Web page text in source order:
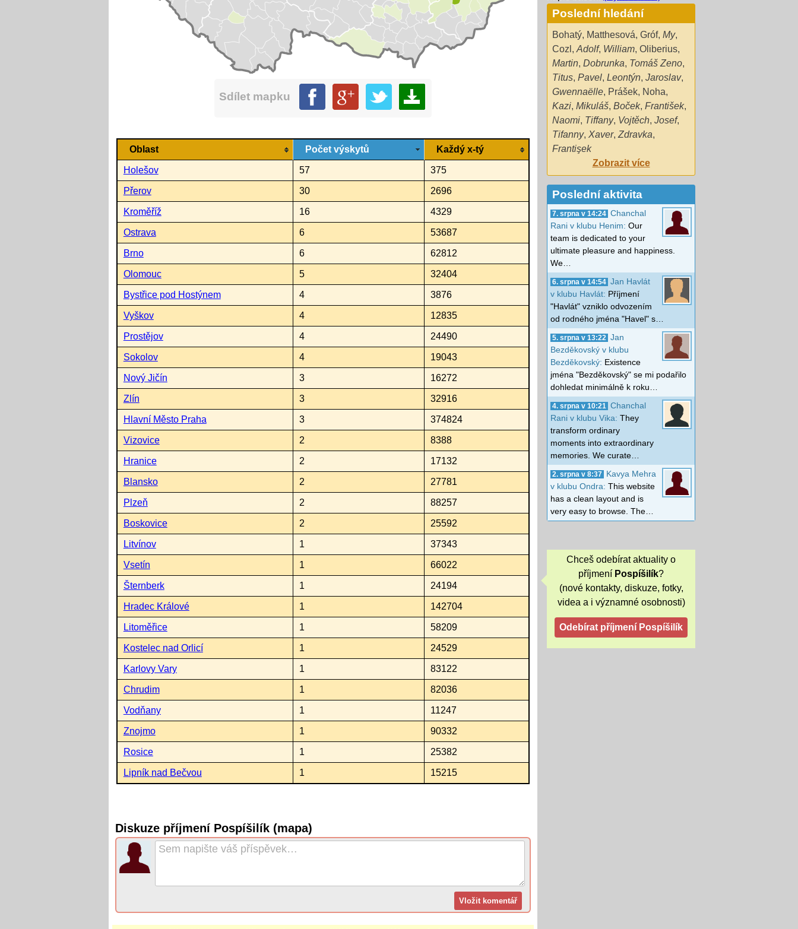
Sdílet mapku
Oblast Počet výskytů Každý x-tý
Holešov 57 375
Přerov 30 2696
Kroměříž 16 4329
Ostrava 6 53687
Brno 6 62812
Olomouc 5 32404
Bystřice pod Hostýnem 4 3876
Vyškov 4 12835
Prostějov 4 24490
Sokolov 4 19043
Nový Jičín 3 16272
Zlín 3 32916
Hlavní Město Praha 3 374824
Vizovice 2 8388
Hranice 2 17132
Blansko 2 27781
Plzeň 2 88257
Boskovice 2 25592
Litvínov 1 37343
Vsetín 1 66022
Šternberk 1 24194
Hradec Králové 1 142704
Litoměřice 1 58209
Kostelec nad Orlicí 1 24529
Karlovy Vary 1 83122
Chrudim 1 82036
Vodňany 1 11247
Znojmo 1 90332
Rosice 1 25382
Lipník nad Bečvou 1 15215
Diskuze příjmení Pospíšilík (mapa)
Poslední hledání
Bohatý, Matthesová, Gróf, My,
Cozl , Adolf, William, Oliberius,
Martin, Dobrunka, Tomáš Zeno,
Titus, Pavel, Leontýn, Jaroslav,
Gwennaëlle, Prášek, Noha,
Kazi, Mikuláš, Boček, František,
Naomi, Tiffany, Vojtěch, Josef,
Tifanny, Xaver, Zdravka,
Frantişek
Zobrazit více
Poslední aktivita
7. srpna v 14:24 Chanchal
Rani v klubu Henim: Our
team is dedicated to your
ultimate pleasure and happiness.
We…
6. srpna v 14:54 Jan Havlát
v klubu Havlát: Příjmení
"Havlát" vzniklo odvozením
od rodného jména "Havel" s…
5. srpna v 13:22
Jan
Bezděkovský v klubu
Bezděkovský: Existence
jména "Bezděkovský" se mi podařilo
dohledat minimálně k roku…
4. srpna v 10:21
Chanchal
Rani v klubu Vika: They
transform ordinary
moments into extraordinary
memories. We curate…
2. srpna v 8:37
Kavya Mehra
v klubu Ondra: This website
has a clean layout and is
very easy to browse. The…
Chceš odebírat aktuality o
příjmení Pospíšilík?
(nové kontakty, diskuze, fotky,
videa a i významné osobnosti)